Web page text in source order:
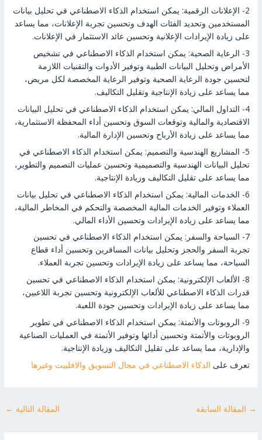
2- الإعلانات الرقمية: يمكن استخدام الذكاء الاصطناعي في تحليل بيانات
المستخدمين وتحديد الفئات الهدف وتحسين تجربة الإعلانات، مما يساعد
على زيادة الإيرادات الإعلانية وتحسين عائد الاستثمار في الإعلانات.
3- الرعاية الصحية: يمكن استخدام الذكاء الاصطناعي في تشخيص
الأمراض وتحليل البيانات الطبية وتوفير الأدوات والتقنيات اللازمة
لتحسين جودة الرعاية الصحية وتوفير الرعاية المخصصة لكل مريض،
مما يساعد على زيادة الإنتاجية وتقليل التكاليف.
4- التداول المالي: يمكن استخدام الذكاء الاصطناعي في تحليل البيانات
الاقتصادية والمالية وتوقعات السوق وتحسين أداء المحفظة الاستثمارية،
مما يساعد على زيادة الأرباح وتحسين الإدارة المالية.
5- المشاريع الهندسية والتصميم: يمكن استخدام الذكاء الاصطناعي في
تحليل البيانات الهندسية والتصميمية وتحسين عمليات التصميم والتطوير،
مما يساعد على تقليل التكاليف وزيادة الإنتاجية.
6- الخدمات المالية: يمكن استخدام الذكاء الاصطناعي في تحليل بيانات
العملاء وتوفير الخدمات المالية المخصصة والتحكم في المخاطر المالية،
مما يساعد على زيادة الإيرادات وتحسين الأداء المالي.
7- السياحة والسفر: يمكن استخدام الذكاء الاصطناعي في تحسين
تجربة السفر والحجز وتحليل بيانات المسافرين وتحسين أداء قطاع
السياحة، مما يساعد على زيادة الإيرادات وتحسين تجربة العملاء.
8- الألعاب الإلكترونية: يمكن استخدام الذكاء الاصطناعي في تحسين
قدرات الذكاء الاصطناعي للألعاب الإلكترونية وتحسين تجربة اللاعبين،
مما يساعد على زيادة الإيرادات وتحسين جودة اللعبة.
9- الروبوتات والأتمتة: يمكن استخدام الذكاء الاصطناعي في تطوير
الروبوتات والأتمتة وتحسين أدائها وتوفير الأتمتة في العمليات الصناعية
والإدارية، مما يساعد على تقليل التكاليف وزيادة الإنتاجية.
تعرف على الذكاء الاصطناعي في مجال التسويق والافلييت وغيرها
→ المقالة السابقة المقالة التالية ←